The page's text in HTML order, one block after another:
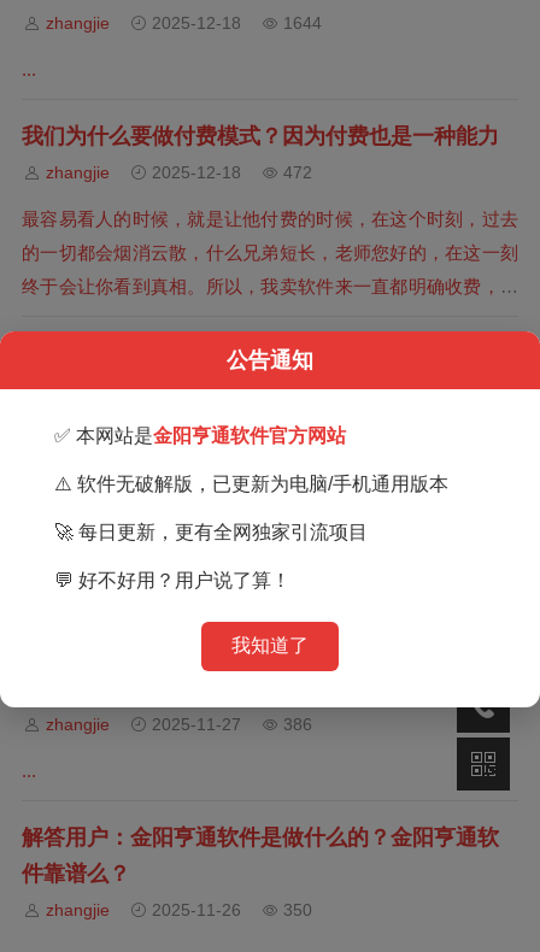
zhangjie 2025-12-18 1644
...
我们为什么要做付费模式？因为付费也是一种能力
zhangjie 2025-12-18 472
最容易看人的时候，就是让他付费的时候，在这个时刻，过去
的一切都会烟消云散，什么兄弟短长，老师您好的，在这一刻
终于会让你看到真相。所以，我卖软件来一直都明确收费，当
并肩前行，战绩斐然！金阳亨通团队有效任务达 90
00+，致谢所有支持者
zhangjie 2025-12-12 447
2025年8月份部分用户返现反馈
zhangjie 2025-11-29
zhangjie 2025-11-27 386
...
解答用户：金阳亨通软件是做什么的？金阳亨通软
件靠谱么？
zhangjie 2025-11-26 350
公告通知
✅ 本网站是金阳亨通软件官方网站
⚠️ 软件无破解版，已更新为电脑/手机通用版本
🚀 每日更新，更有全网独家引流项目
💬 好不好用？用户说了算！
我知道了